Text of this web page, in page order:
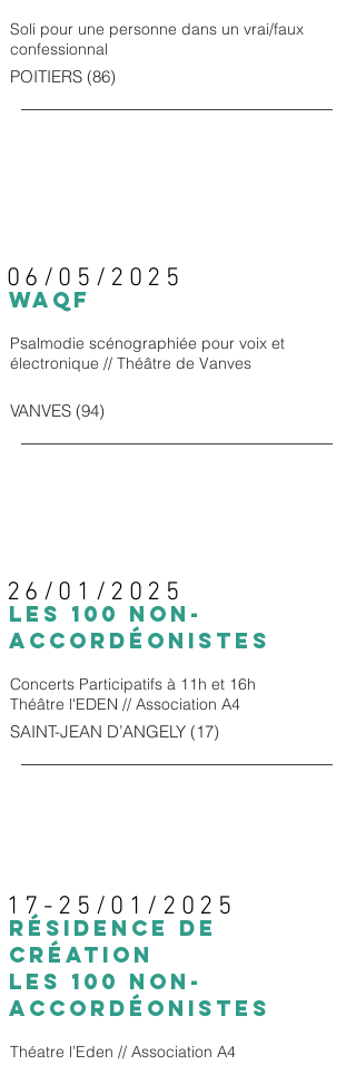
Soli pour une personne dans un vrai/faux
confessionnal
POITIERS (86)
06/05/2025
WAQF
Psalmodie scénographiée pour voix et
électronique // Théâtre de Vanves
VANVES (94)
26/01/2025
LES 100 NON-
ACCORDÉONISTES
Concerts Participatifs à 11h et 16h
Théâtre l'EDEN // Association A4
SAINT-JEAN D’ANGELY (17)
17-25/01/2025
RÉSIDENCE DE
CRÉATION
LES 100 NON-
ACCORDÉONISTES
Théatre l’Eden // Association A4